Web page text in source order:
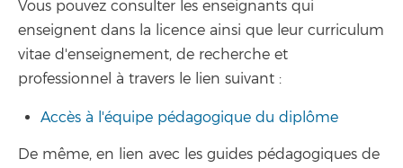
Vous pouvez consulter les enseignants qui
enseignent dans la licence ainsi que leur curriculum
vitae d'enseignement, de recherche et
professionnel à travers le lien suivant :
Accès à l'équipe pédagogique du diplôme
De même, en lien avec les guides pédagogiques de